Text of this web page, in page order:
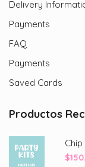
Delivery
Payments
FAQ
Payments
Saved Cards
Productos
$